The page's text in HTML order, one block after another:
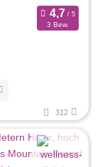
3 Bew.
312